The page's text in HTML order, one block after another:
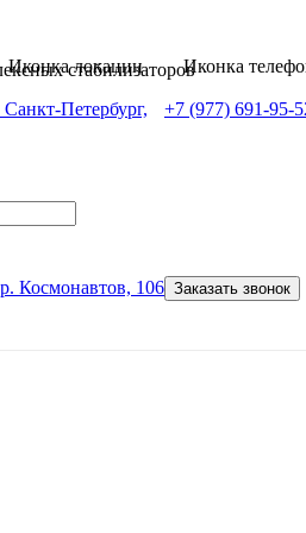
Санкт-Петербург,
Космонавтов, 106
+7 (977) 691-95-
Заказать звонок
стабилизаторов